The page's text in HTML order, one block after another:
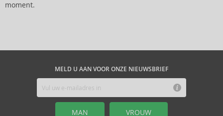
moment.
MELD U AAN VOOR ONZE NIEUWSBRIEF
MAN VROUW